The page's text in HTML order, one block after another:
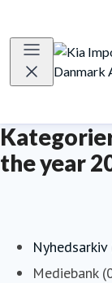
the year
Nyhedsarkiv
Mediebank